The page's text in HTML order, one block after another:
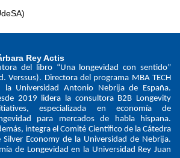
Rey Actis
del libro “Una longevidad con sentido”
Verssus). Directora del programa MBA TECH
la Universidad Antonio Nebrija de España.
2019 lidera la consultora B2B Longevity
especializada en economía de
para mercados de habla hispana.
integra el Comité Científico de la Cátedra
Silver Economy de la Universidad de Nebrija.
de Longevidad en la Universidad Rey Juan